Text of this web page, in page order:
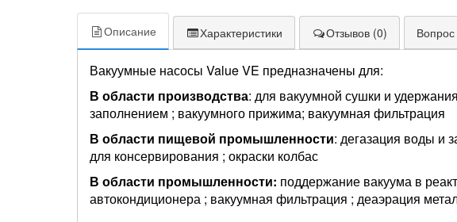
Описание Характеристики Отзывов (0) Вопрос
Вакуумные насосы Value VE предназначены для:
В области производства: для вакуумной сушки и
заполнением ; вакуумного прижима; вакуумная фильтрация
В области пищевой промышленности: дегазация воды и
для консервирования ; окраски колбас
В области промышленности: поддержание вакуума в
автокондиционера ; вакуумная фильтрация ; деаэрация